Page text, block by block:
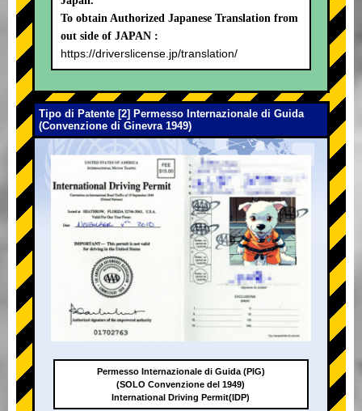
To obtain Authorized Japanese Translation from
out side of JAPAN :
https://driverslicense.jp/translation/
Tipo di Patente [2] Permesso Internazionale di Guida
(Convenzione di Ginevra 1949)
Permesso Internazionale di Guida (PIG)
(SOLO Convenzione del 1949)
International Driving Permit(IDP)